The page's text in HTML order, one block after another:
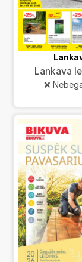
Lankava
❌